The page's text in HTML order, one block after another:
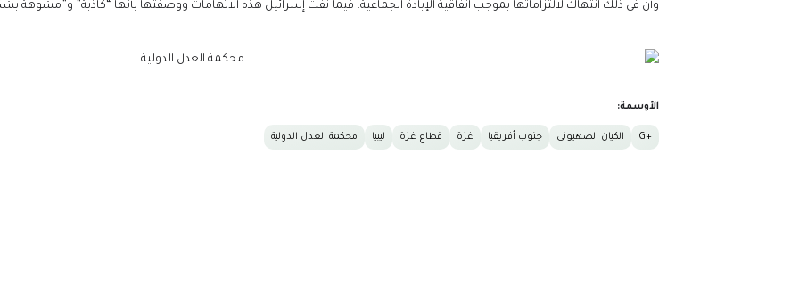
وأن في ذلك انتهاك لالتزاماتها بموجب اتفاقية الإبادة الجماعية، فيما نفت إسرائيل هذه الاتهامات ووصفتها بأنها “كاذبة” و”مشوهة
الأوسمة:
+G الكيان الصهيوني جنوب أفريقيا غزة قطاع غزة ليبيا محكمة العدل الدولية